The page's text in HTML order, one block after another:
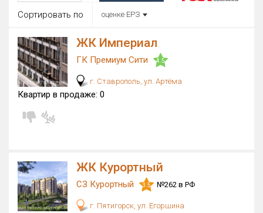
Район в городе
Цена
от
Общая площадь, м²
Вид объекта
Кол-во комнат
Сортировать по оценке ЕРЗ
ЖК Империал
ГК Премиум Сити 4.5
г. Ставрополь, ул. Артёма
Квартир в продаже: 0
ЖК Курортный
СЗ Курортный 3.5 №262 в РФ
г. Пятигорск, ул. Егоршина